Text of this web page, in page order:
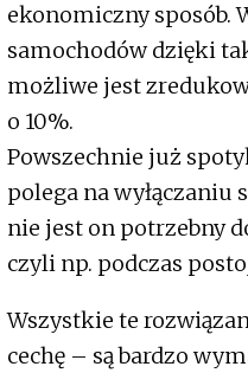
ekonomiczny sposób.
samochodów dzięki
możliwe jest
o 10%.
Powszechnie już
polega na
nie jest on potrzebny
czyli np. podczas
Wszystkie te
cechę – są bardzo